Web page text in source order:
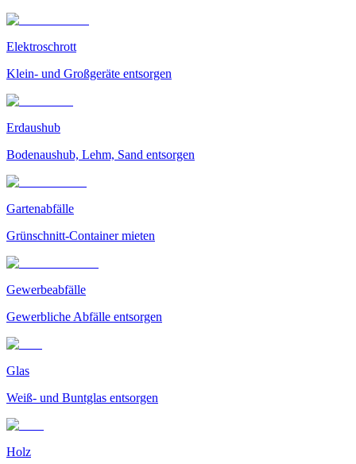
Elektroschrott
Klein- und Großgeräte entsorgen
Erdaushub
Bodenaushub, Lehm, Sand entsorgen
Gartenabfälle
Grünschnitt-Container mieten
Gewerbeabfälle
Gewerbliche Abfälle entsorgen
Glas
Weiß- und Buntglas entsorgen
Holz